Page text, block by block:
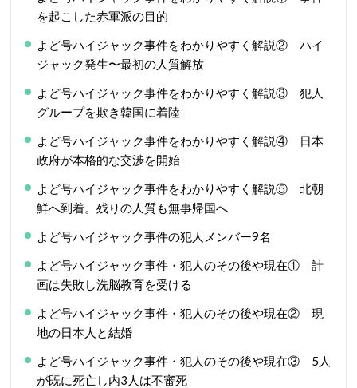
を起こした赤軍派の目的
よど号ハイジャック事件をわかりやすく解説② ハイ
ジャック発生〜最初の人質解放
よど号ハイジャック事件をわかりやすく解説③ 犯人
グループを欺き韓国に着陸
よど号ハイジャック事件をわかりやすく解説④ 日本
政府が本格的な交渉を開始
よど号ハイジャック事件をわかりやすく解説⑤ 北朝
鮮へ到着。残りの人質も無事帰国へ
よど号ハイジャック事件の犯人メンバー9名
よど号ハイジャック事件・犯人のその後や現在① 計
画は失敗し洗脳教育を受ける
よど号ハイジャック事件・犯人のその後や現在② 現
地の日本人と結婚
よど号ハイジャック事件・犯人のその後や現在③ 5人
が既に死亡し内3人は不審死